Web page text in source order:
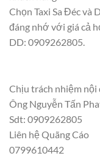
Chọn Taxi Sa Đéc và
đáng nhớ với giá cả
DD: 0909262805.
Chịu trách nhiệm nội
Ông Nguyễn Tấn
Sdt: 0909262805
Liên hệ Quãng Cáo
0799610442